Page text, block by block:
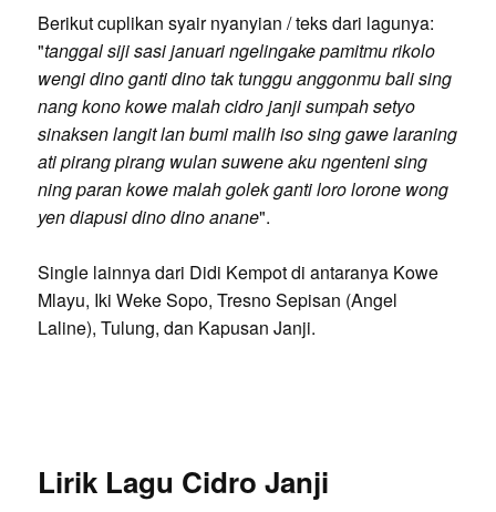
Berikut cuplikan syair nyanyian / teks dari lagunya:
"tanggal siji sasi januari ngelingake pamitmu rikolo
wengi dino ganti dino tak tunggu anggonmu bali sing
nang kono kowe malah cidro janji sumpah setyo
sinaksen langit lan bumi malih iso sing gawe laraning
ati pirang pirang wulan suwene aku ngenteni sing
ning paran kowe malah golek ganti loro lorone wong
yen diapusi dino dino anane".
Single lainnya dari Didi Kempot di antaranya Kowe
Mlayu, Iki Weke Sopo, Tresno Sepisan (Angel
Laline), Tulung, dan Kapusan Janji.
Lirik Lagu Cidro Janji